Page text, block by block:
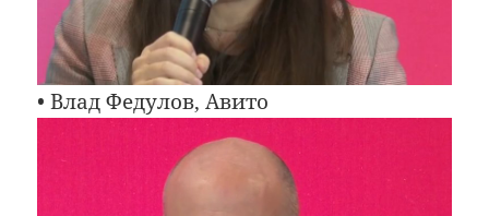
• Влад Федулов, Авито